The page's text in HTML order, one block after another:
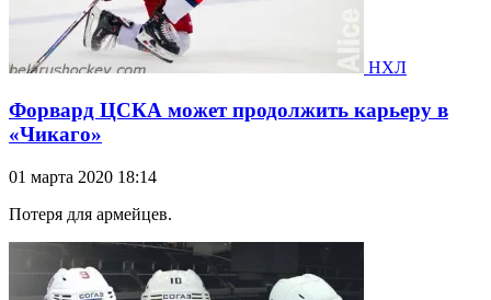
НХЛ
Форвард ЦСКА может продолжить карьеру в
«Чикаго»
01 марта 2020 18:14
Потеря для армейцев.